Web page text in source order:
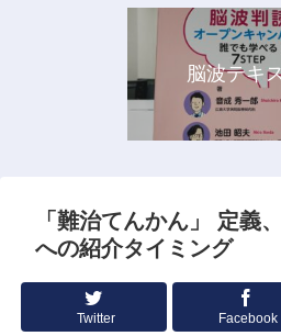
脳波テキ
「難治てんかん」 定義
への紹介タイミング
Twitter Facebook